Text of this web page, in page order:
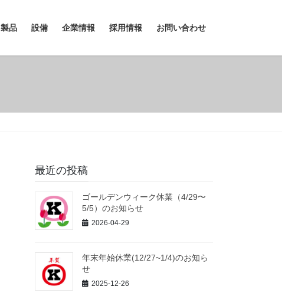
製品 設備 企業情報 採用情報 お問い合わせ
最近の投稿
ゴールデンウィーク休業（4/29〜
5/5）のお知らせ
2026-04-29
年末年始休業(12/27~1/4)のお知ら
せ
2025-12-26